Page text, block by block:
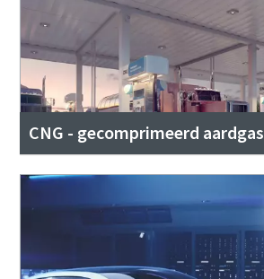
CNG - gecomprimeerd aardgas